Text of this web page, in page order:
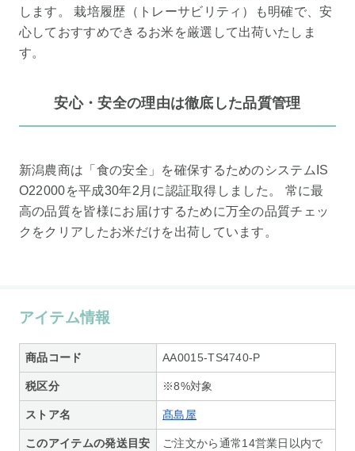
します。 栽培履歴（トレーサビリティ）も明確で、安
心しておすすめできるお米を厳選して出荷いたしま
す。
安心・安全の理由は徹底した品質管理
新潟農商は「食の安全」を確保するためのシステムIS
O22000を平成30年2月に認証取得しました。 常に最
高の品質を皆様にお届けするために万全の品質チェッ
クをクリアしたお米だけを出荷しています。
アイテム情報
商品コード AA0015-TS4740-P
税区分 ※8%対象
ストア名 髙島屋
このアイテムの発送目安 ご注文から通常14営業日以内で